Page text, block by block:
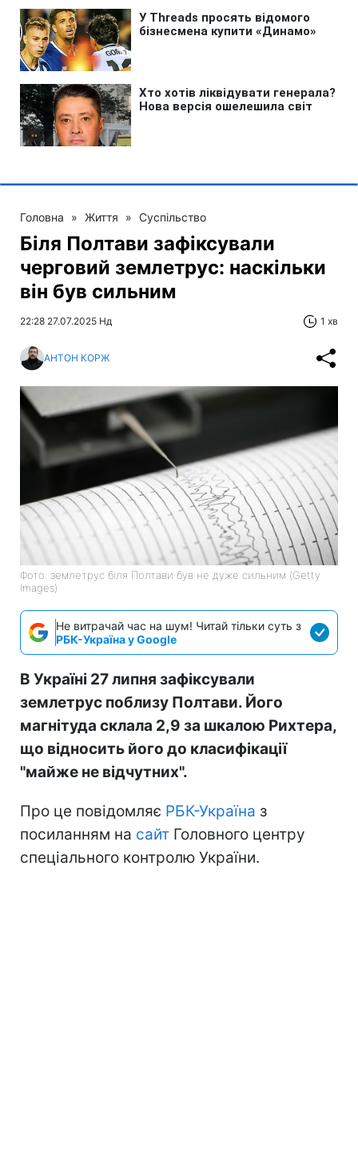
Головна » Життя » Суспільство
Біля Полтави зафіксували
черговий землетрус: наскільки
він був сильним
22:28 27.07.2025 Нд 1 хв
АНТОН КОРЖ
Фото: землетрус біля Полтави був не дуже сильним (Getty
Images)
Не витрачай час на шум! Читай тільки суть з
РБК-Україна у Google
В Україні 27 липня зафіксували
землетрус поблизу Полтави. Його
магнітуда склала 2,9 за шкалою Рихтера,
що відносить його до класифікації
"майже не відчутних".
Про це повідомляє РБК-Україна з
посиланням на сайт Головного центру
спеціального контролю України.